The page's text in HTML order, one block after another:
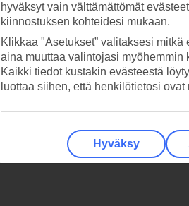
hyväksyt vain välttämättömät
kiinnostuksen kohteidesi mukaan.
Klikkaa "Asetukset” valitaksesi
aina muuttaa valintojasi
Kaikki tiedot kustakin evästeestä
luottaa siihen, että henkilötietosi
Hyväksy